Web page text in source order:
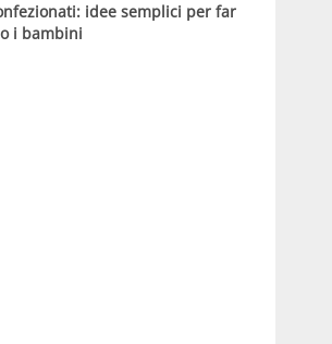
idee semplici per far
i bambini